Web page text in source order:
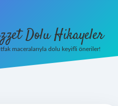
Dolu Hikayeler
maceralarıyla dolu keyifli öneriler!